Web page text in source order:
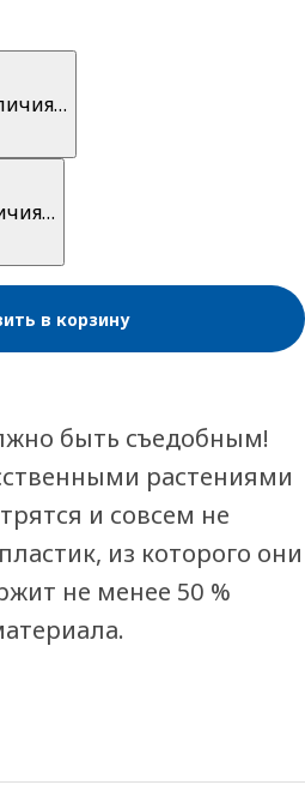
в корзину
быть съедобным!
растениями
и совсем не
из которого они
не менее 50 %